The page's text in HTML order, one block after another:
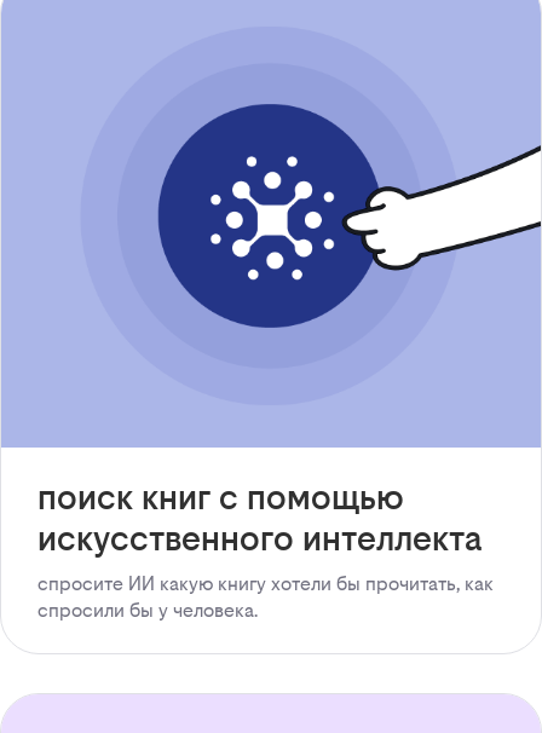
поиск книг с помощью
искусственного интеллекта
спросите ИИ какую книгу хотели бы прочитать, как
спросили бы у человека.